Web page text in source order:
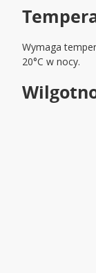
Wymaga
20°C w nocy.